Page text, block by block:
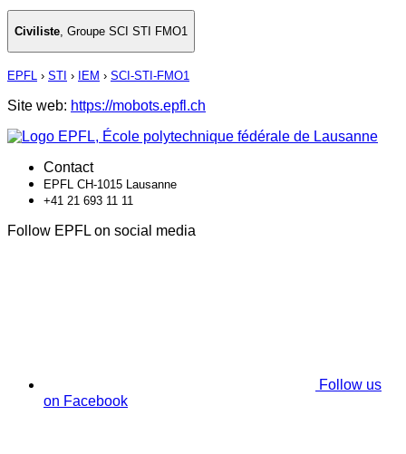
Civiliste, Groupe SCI STI FMO1
EPFL › STI › IEM › SCI-STI-FMO1
Site web: https://mobots.epfl.ch
Contact
EPFL CH-1015 Lausanne
+41 21 693 11 11
Follow EPFL on social media
Follow us
on Facebook